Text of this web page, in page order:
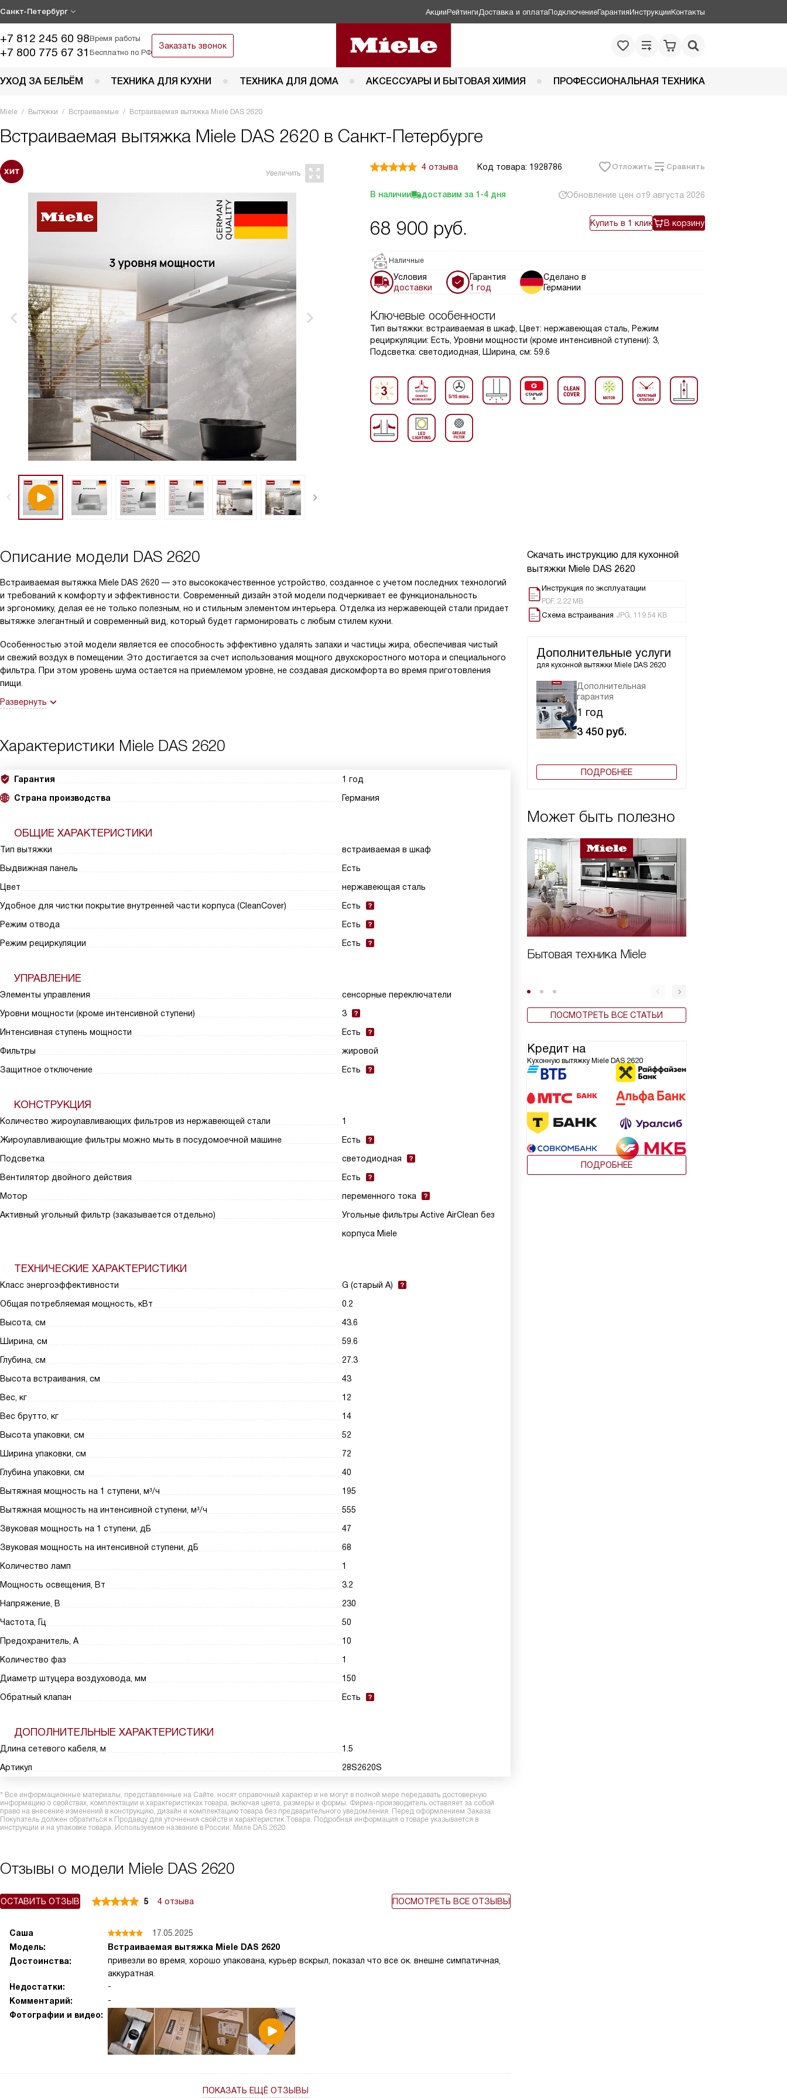
Санкт-Петербург АкцииРейтинги Доставка и оплатаПодключениеГарантияИнструкцииКонтакты
+7 812 245 60 98Время работы
+7 800 775 67 31 Бесплатно по РФ
Заказать звонок
УХОД ЗА БЕЛЬЁМ ТЕХНИКА ДЛЯ КУХНИ ТЕХНИКА ДЛЯ ДОМА АКСЕССУАРЫ И БЫТОВАЯ ХИМИЯ ПРОФЕССИОНАЛЬНАЯ ТЕХНИКА
Miele Вытяжки Встраиваемые Встраиваемая вытяжка Miele DAS 2620
Встраиваемая вытяжка Miele DAS 2620 в Санкт-Петербурге
4 отзыва Код товара: 1928786 Отложить Сравнить
В наличии доставим за 1-4 дня Обновление цен от9 августа 2026
68 900 руб. Купить в 1 клик В корзину
Наличные
Условия
доставки
Гарантия
1 год
Сделано в
Германии
Ключевые особенности
Тип вытяжки: встраиваемая в шкаф, Цвет: нержавеющая сталь, Режим
рециркуляции: Есть, Уровни мощности (кроме интенсивной ступени): 3,
Подсветка: светодиодная, Ширина, см: 59.6
Скачать инструкцию для кухонной
вытяжки Miele DAS 2620
Инструкция по эксплуатации
PDF, 2.22 MB
Схема встраивания JPG, 119.54 KB
Дополнительные услуги
для кухонной вытяжки Miele DAS 2620
Дополнительная
гарантия
1 год
3 450 руб.
ПОДРОБНЕЕ
Может быть полезно
Бытовая техника Miele
ПОСМОТРЕТЬ ВСЕ СТАТЬИ
Кредит на
Кухонную вытяжку Miele DAS 2620
ПОДРОБНЕЕ
Описание модели DAS 2620
Встраиваемая вытяжка Miele DAS 2620 — это высококачественное устройство, созданное с учетом последних технологий
и требований к комфорту и эффективности. Современный дизайн этой модели подчеркивает ее функциональность
и эргономику, делая ее не только полезным, но и стильным элементом интерьера. Отделка из нержавеющей стали придает
вытяжке элегантный и современный вид, который будет гармонировать с любым стилем кухни.
Особенностью этой модели является ее способность эффективно удалять запахи и частицы жира, обеспечивая чистый
и свежий воздух в помещении. Это достигается за счет использования мощного двухскоростного мотора и специального
фильтра. При этом уровень шума остается на приемлемом уровне, не создавая дискомфорта во время приготовления
пищи.
Развернуть
Характеристики Miele DAS 2620
Гарантия
1 год
Страна производства
Германия
ОБЩИЕ ХАРАКТЕРИСТИКИ
Тип вытяжки
встраиваемая в шкаф
Выдвижная панель
Есть
Цвет
нержавеющая сталь
Удобное для чистки покрытие внутренней части корпуса (CleanCover)
Есть
Режим отвода
Есть
Режим рециркуляции
Есть
УПРАВЛЕНИЕ
Элементы управления
сенсорные переключатели
Уровни мощности (кроме интенсивной ступени)
3
Интенсивная ступень мощности
Есть
Фильтры
жировой
Защитное отключение
Есть
КОНСТРУКЦИЯ
Количество жироулавливающих фильтров из нержавеющей стали
1
Жироулавливающие фильтры можно мыть в посудомоечной машине
Есть
Подсветка
светодиодная
Вентилятор двойного действия
Есть
Мотор
переменного тока
Активный угольный фильтр (заказывается отдельно)
Угольные фильтры Active AirClean без
корпуса Miele
ТЕХНИЧЕСКИЕ ХАРАКТЕРИСТИКИ
Класс энергоэффективности
G (старый A)
Общая потребляемая мощность, кВт
0.2
Высота, см
43.6
Ширина, см
59.6
Глубина, см
27.3
Высота встраивания, см
43
Вес, кг
12
Вес брутто, кг
14
Высота упаковки, см
52
Ширина упаковки, см
72
Глубина упаковки, см
40
Вытяжная мощность на 1 ступени, м³/ч
195
Вытяжная мощность на интенсивной ступени, м³/ч
555
Звуковая мощность на 1 ступени, дБ
47
Звуковая мощность на интенсивной ступени, дБ
68
Количество ламп
1
Мощность освещения, Вт
3.2
Напряжение, В
230
Частота, Гц
50
Предохранитель, А
10
Количество фаз
1
Диаметр штуцера воздуховода, мм
150
Обратный клапан
Есть
ДОПОЛНИТЕЛЬНЫЕ ХАРАКТЕРИСТИКИ
Длина сетевого кабеля, м
1.5
Артикул
28S2620S
* Все информационные материалы, представленные на Сайте, носят справочный характер и не могут в полной мере передавать достоверную
информацию о свойствах, комплектации и характеристиках товара, включая цвета, размеры и формы. Фирма-производитель оставляет за собой
право на внесение изменений в конструкцию, дизайн и комплектацию товара без предварительного уведомления. Перед оформлением Заказа
Покупатель должен обратиться к Продавцу для уточнения свойств и характеристик Товара. Подробная информация о товаре указывается в
инструкции и на упаковке товара. Используемое название в России: Миле DAS 2620
Отзывы о модели Miele DAS 2620
5 4 отзыва
ОСТАВИТЬ ОТЗЫВ ПОСМОТРЕТЬ ВСЕ ОТЗЫВЫ
Саша
17.05.2025
Модель:
Встраиваемая вытяжка Miele DAS 2620
Достоинства:
привезли во время, хорошо упакована, курьер вскрыл, показал что все ок. внешне симпатичная,
аккуратная.
Недостатки:
-
Комментарий:
-
Фотографии и видео:
ПОКАЗАТЬ ЕЩЁ ОТЗЫВЫ